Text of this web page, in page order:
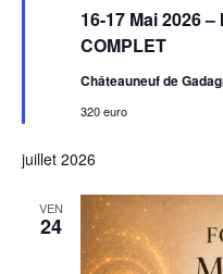
16-17 Mai 2026
COMPLET
avant
Châteauneuf de
320 euro
juillet 2026
VEN
24